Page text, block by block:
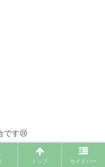
です😢
るよりも「今は距離を取
トップ サイドバー